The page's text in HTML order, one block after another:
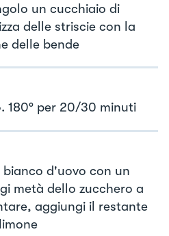
un cucchiaio di
delle striscie con la
delle bende
180° per 20/30 minuti
d'uovo con un
metà dello zucchero a
aggiungi il restante